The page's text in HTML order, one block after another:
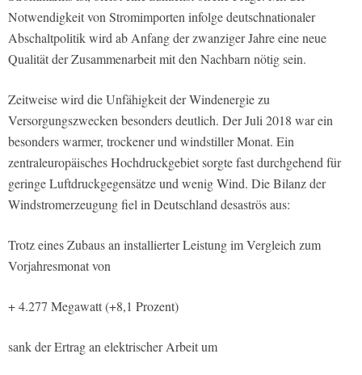
Notwendigkeit von Stromimporten infolge deutschnationaler
Abschaltpolitik wird ab Anfang der zwanziger Jahre eine neue
Qualität der Zusammenarbeit mit den Nachbarn nötig sein.
Zeitweise wird die Unfähigkeit der Windenergie zu
Versorgungszwecken besonders deutlich. Der Juli 2018 war ein
besonders warmer, trockener und windstiller Monat. Ein
zentraleuropäisches Hochdruckgebiet sorgte fast durchgehend für
geringe Luftdruckgegensätze und wenig Wind. Die Bilanz der
Windstromerzeugung fiel in Deutschland desaströs aus:
Trotz eines Zubaus an installierter Leistung im Vergleich zum
Vorjahresmonat von
+ 4.277 Megawatt (+8,1 Prozent)
sank der Ertrag an elektrischer Arbeit um